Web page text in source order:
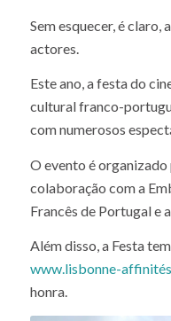
Sem esquecer, é claro,
actores.
Este ano, a festa do
cultural franco-
com numerosos
O evento é
colaboração com a
Francês de Portugal e
Além disso, a Festa
www.lisbonne-
honra.